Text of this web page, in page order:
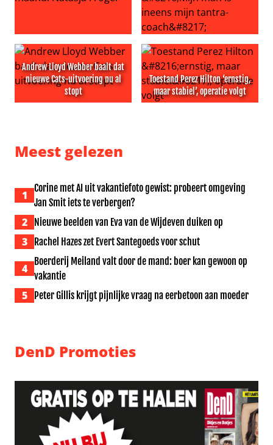
Dierenvriend van de maand: Natasja Froger
Vraag het aan Lieve: ‘Mijn
Andrew Lloyd Webber baalt dat
nieuwe Cats-uitvoering nu al
stopt
Toestand Perez Hilton ‘ernstig,
maar stabiel’, operatie volgt
Meest gelezen
1
Corine met AI uit vakantiefoto gewist: probeert omgeving
Jan Smit iets te verbergen?
2 Nieuwe beelden van Eva van de Wijdeven duiken op
3 Rachel Hazes zet Evert Santegoeds voor schut
4
Boerderij Meiland valt door de mand: boer kan gewoon op
vakantie
5 Peter Gillis krijgt pijnlijke vraag na eerbetoon aan moeder
DenD Promoties